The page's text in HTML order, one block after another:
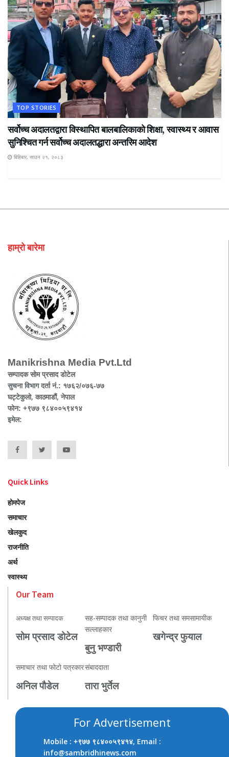
TOP STORIES
सर्वोच्च अदालतद्वारा विस्थापित बालबालिकाको शिक्षा, स्वास्थ्य र आवास
सुनिश्चित गर्न सर्वोच्च अदालतद्धारा अन्तरिम आदेश
बिहिबार, साउन २१, २०८३
हाम्रो बारेमा
Manikrishna Media Pvt.Ltd
सम्पादक सोम प्रसाद डोटेल
सुचना विभाग दर्ता नं.: १७६२/०७६-७७
घट्टेकुलो, काठमाडौं, नेपाल
फोन: +९७७ ९८४००५९४१४
इमेल:
Quick Links
होमपेज
समाचार
खेलकुद
राजनीति
अर्थ
स्वास्थ्य
Our Team
अध्यक्ष तथा सम्पादक
सोम प्रसाद डोटेल
सह-सम्पादक तथा कानुनी
सल्लाहकार
बुनु भण्डारी
फिचर तथा समसामायीक
खगेन्द्र फुयाल
समाचार तथा फोटो पत्रकार
अनिल पौडेल
संबाददाता
तारा भुर्तेल
For Advertisement
Mobile : +९७७ ९८४००५९४१४, Email :
info@sambridhinews.com